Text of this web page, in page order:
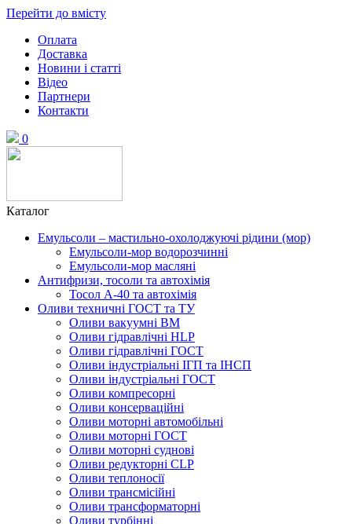
Перейти до вмісту
Оплата
Доставка
Новини і статті
Відео
Партнери
Контакти
0
Каталог
Емульсоли – мастильно-охолоджуючі рідини (мор)
Емульсоли-мор водорозчинні
Емульсоли-мор масляні
Антифризи, тосоли та автохімія
Тосол А-40 та автохімія
Оливи техничні ГОСТ та ТУ
Оливи вакуумні ВМ
Оливи гідравлічні HLP
Оливи гідравлічні ГОСТ
Оливи індустріальні ІГП та ІНСП
Оливи індустріальні ГОСТ
Оливи компресорні
Оливи консерваційні
Оливи моторні автомобільні
Оливи моторні ГОСТ
Оливи моторні суднові
Оливи редукторні CLP
Оливи теплоносії
Оливи трансмісійні
Оливи трансформаторні
Оливи турбінні